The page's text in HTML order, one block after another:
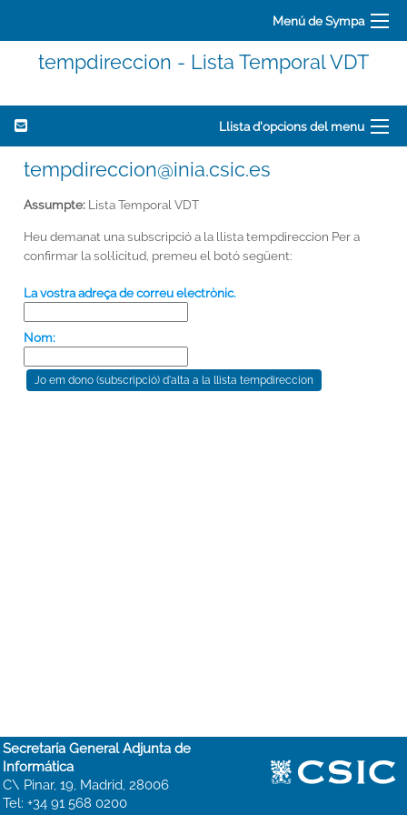
Menú de Sympa
tempdireccion - Lista Temporal VDT
Llista d'opcions del menu
tempdireccion@inia.csic.es
Assumpte: Lista Temporal VDT
Heu demanat una subscripció a la llista tempdireccion Per a
confirmar la sol·licitud, premeu el botó següent:
La vostra adreça de correu electrònic.
Nom:
Secretaría General Adjunta de
Informática
C\ Pinar, 19, Madrid, 28006
Tel: +34 91 568 0200